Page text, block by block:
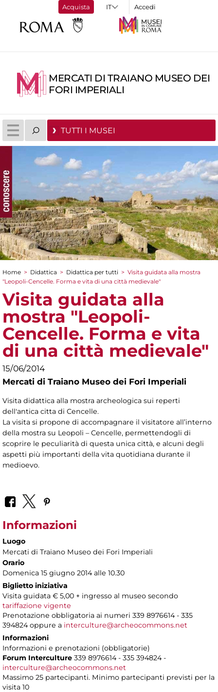
Acquista Accedi
MERCATI DI TRAIANO MUSEO DEI
FORI IMPERIALI
TUTTI I MUSEI
Tu sei qui
Home > Didattica > Didattica per tutti > Visita guidata alla mostra
"Leopoli-Cencelle. Forma e vita di una città medievale"
Visita guidata alla
mostra "Leopoli-
Cencelle. Forma e vita
di una città medievale"
15/06/2014
Mercati di Traiano Museo dei Fori Imperiali
Visita didattica alla mostra archeologica sui reperti
dell'antica citta di Cencelle.
La visita si propone di accompagnare il visitatore all’interno
della mostra su Leopoli – Cencelle, permettendogli di
scoprire le peculiarità di questa unica città, e alcuni degli
aspetti più importanti della vita quotidiana durante il
medioevo.
Informazioni
Luogo
Mercati di Traiano Museo dei Fori Imperiali
Orario
Domenica 15 giugno 2014 alle 10.30
Biglietto iniziativa
Visita guidata € 5,00 + ingresso al museo secondo
tariffazione vigente
Prenotazione obbligatoria ai numeri 339 8976614 - 335
394824 oppure a interculture@archeocommons.net
Informazioni
Informazioni e prenotazioni (obbligatorie)
Forum Interculture 339 8976614 - 335 394824 -
interculture@archeocommons.net
Massimo 25 partecipanti. Minimo partecipanti previsti per la
visita 10